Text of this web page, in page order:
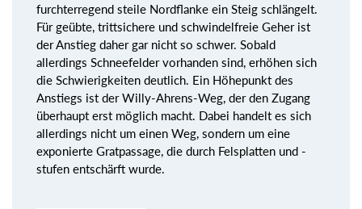
furchterregend steile Nordflanke ein Steig schlängelt.
Für geübte, trittsichere und schwindelfreie Geher ist
der Anstieg daher gar nicht so schwer. Sobald
allerdings Schneefelder vorhanden sind, erhöhen sich
die Schwierigkeiten deutlich. Ein Höhepunkt des
Anstiegs ist der Willy-Ahrens-Weg, der den Zugang
überhaupt erst möglich macht. Dabei handelt es sich
allerdings nicht um einen Weg, sondern um eine
exponierte Gratpassage, die durch Felsplatten und -
stufen entschärft wurde.